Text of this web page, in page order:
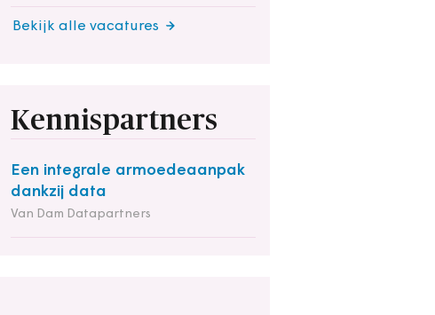
Bekijk alle vacatures
Kennispartners
Een integrale armoedeaanpak
dankzij data
Van Dam Datapartners